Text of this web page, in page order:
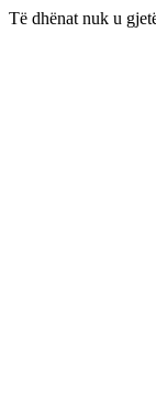
Të dhënat nuk u